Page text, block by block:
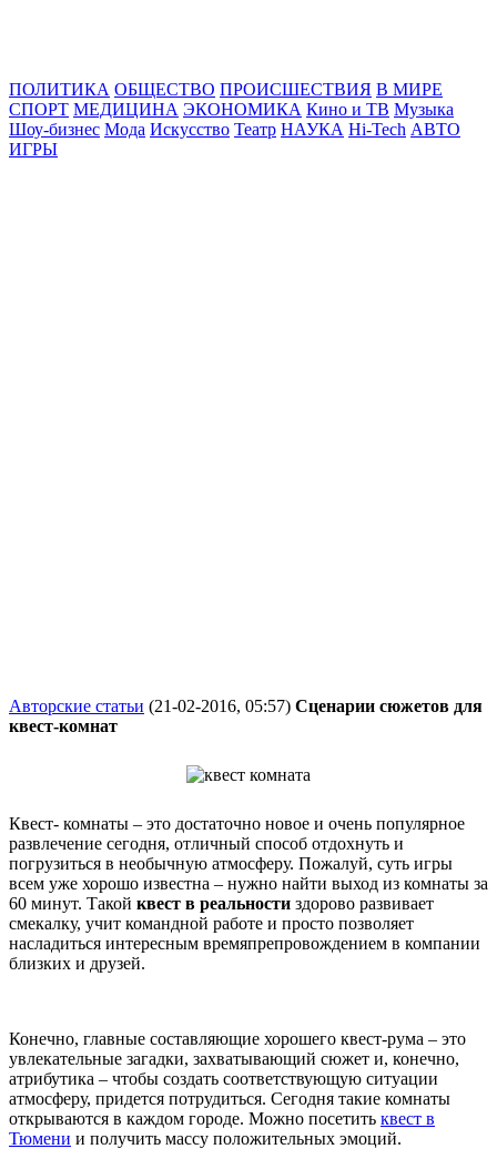
ПОЛИТИКА ОБЩЕСТВО ПРОИСШЕСТВИЯ В МИРЕ
СПОРТ МЕДИЦИНА ЭКОНОМИКА Кино и ТВ Музыка
Шоу-бизнес Мода Искусство Театр НАУКА Hi-Tech АВТО
ИГРЫ
Авторские статьи (21-02-2016, 05:57) Сценарии сюжетов для
квест-комнат
Квест- комнаты – это достаточно новое и очень популярное
развлечение сегодня, отличный способ отдохнуть и
погрузиться в необычную атмосферу. Пожалуй, суть игры
всем уже хорошо известна – нужно найти выход из комнаты за
60 минут. Такой квест в реальности здорово развивает
смекалку, учит командной работе и просто позволяет
насладиться интересным времяпрепровождением в компании
близких и друзей.
Конечно, главные составляющие хорошего квест-рума – это
увлекательные загадки, захватывающий сюжет и, конечно,
атрибутика – чтобы создать соответствующую ситуации
атмосферу, придется потрудиться. Сегодня такие комнаты
открываются в каждом городе. Можно посетить квест в
Тюмени и получить массу положительных эмоций.